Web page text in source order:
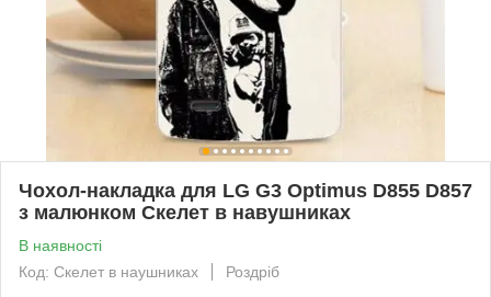
Чохол-накладка для LG G3 Optimus D855 D857
з малюнком Скелет в навушниках
В наявності
Код: Скелет в наушниках
Роздріб